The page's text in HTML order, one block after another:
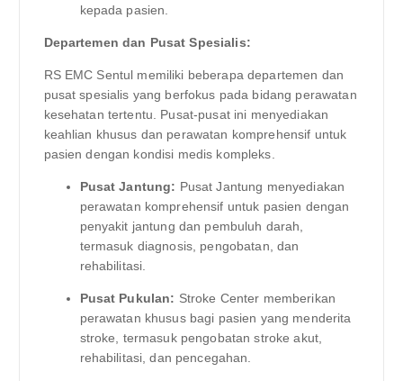
kepada pasien.
Departemen dan Pusat Spesialis:
RS EMC Sentul memiliki beberapa departemen dan
pusat spesialis yang berfokus pada bidang perawatan
kesehatan tertentu. Pusat-pusat ini menyediakan
keahlian khusus dan perawatan komprehensif untuk
pasien dengan kondisi medis kompleks.
Pusat Jantung: Pusat Jantung menyediakan
perawatan komprehensif untuk pasien dengan
penyakit jantung dan pembuluh darah,
termasuk diagnosis, pengobatan, dan
rehabilitasi.
Pusat Pukulan: Stroke Center memberikan
perawatan khusus bagi pasien yang menderita
stroke, termasuk pengobatan stroke akut,
rehabilitasi, dan pencegahan.